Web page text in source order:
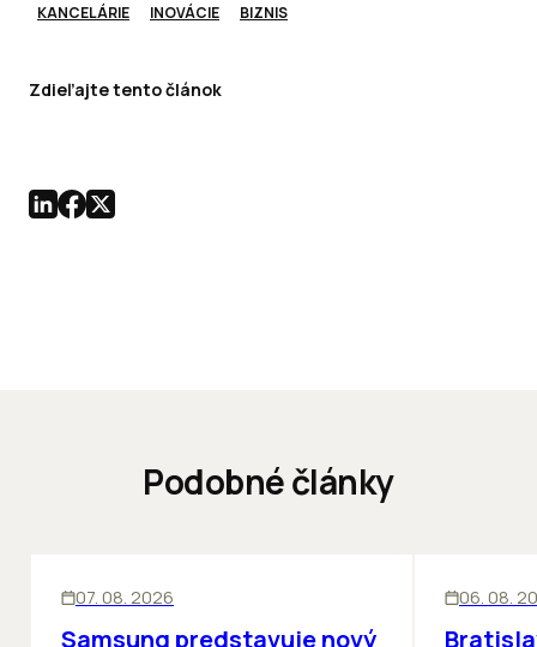
KANCELÁRIE INOVÁCIE BIZNIS
Zdieľajte tento článok
Podobné články
07. 08. 2026
Samsung predstavuje nový
06. 08.